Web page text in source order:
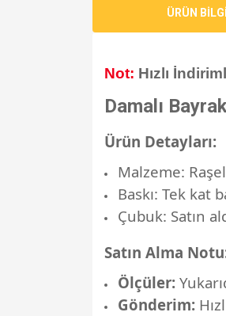
ÜRÜN
Not: Hızlı
Damalı
Ürün Detayları:
Malzeme:
Baskı: Tek kat
Çubuk: Satın
Satın Alma
Ölçüler:
Gönderim: